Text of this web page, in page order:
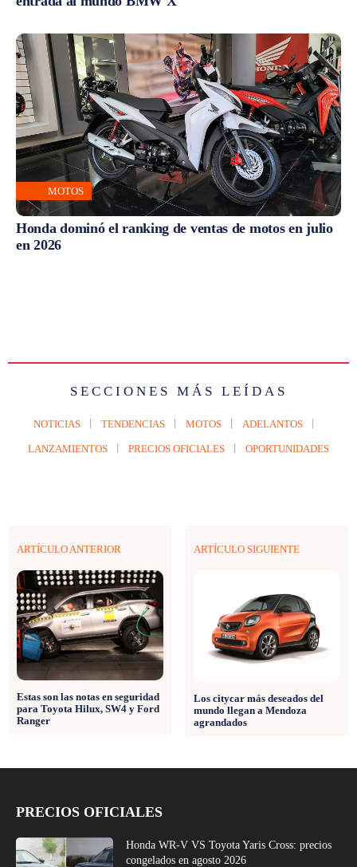
MOTOS
Honda dominó el ranking de ventas de motos en julio
en 2026
SECCIONES MÁS LEÍDAS
NOTICIAS TENDENCIAS MOTOS ADELANTOS
LANZAMIENTOS PRECIOS OFICIALES OPORTUNIDADES
ARTÍCULO ANTERIOR
Estas son las notas en seguridad
para Toyota Hilux, SW4 y Ford
Ranger
ARTÍCULO SIGUIENTE
Los citycar más deseados del
mundo llegan a Mendoza
agrandados
PRECIOS OFICIALES
Honda WR-V VS Toyota Yaris Cross: precios
congelados en agosto 2026